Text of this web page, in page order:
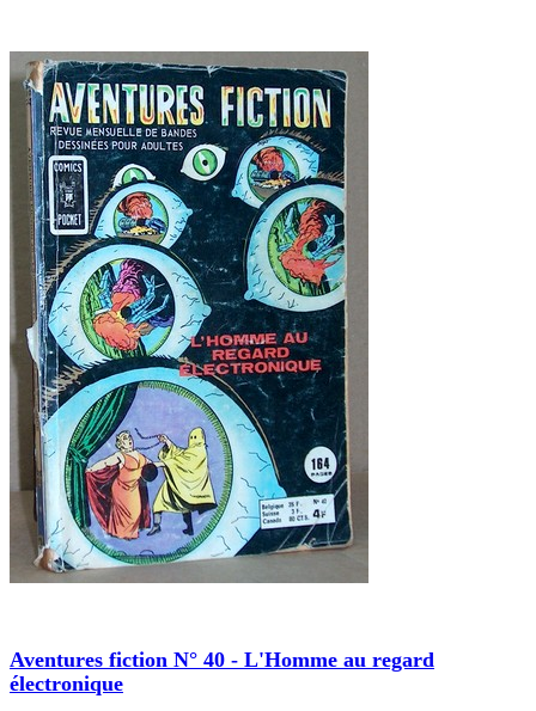
Aventures fiction N° 40 - L'Homme au regard
électronique